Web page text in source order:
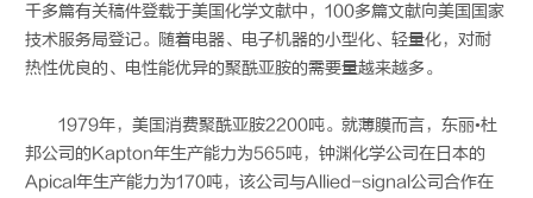
千多篇有关稿件登载于美国化学文献中，100多篇文献向美国国家
技术服务局登记。随着电器、电子机器的小型化、轻量化，对耐
热性优良的、电性能优异的聚酰亚胺的需要量越来越多。
1979年，美国消费聚酰亚胺2200吨。就薄膜而言，东丽•杜
邦公司的Kapton年生产能力为565吨，钟渊化学公司在日本的
Apical年生产能力为170吨，该公司与Allied-signal公司合作在